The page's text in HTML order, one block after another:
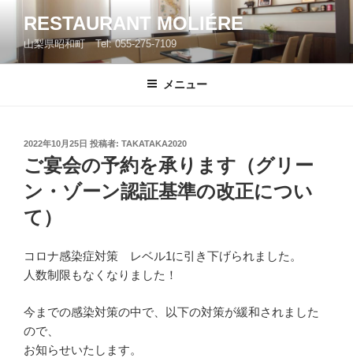
ン
RESTAURANT MOLIÉRE
山梨県昭和町 Tel: 055-275-7109
メニュー
投
稿
日:
2022年10月25日 投稿者: TAKATAKA2020
ご宴会の予約を承ります（グリー
ン・ゾーン認証基準の改正につい
て）
コロナ感染症対策 レベル1に引き下げられました。
人数制限もなくなりました！
今までの感染対策の中で、以下の対策が緩和されました
ので、
お知らせいたします。